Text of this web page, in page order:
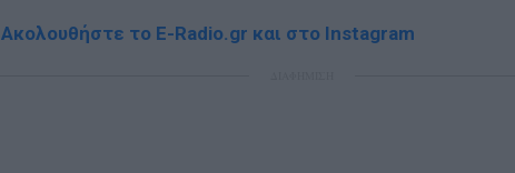
Ακολουθήστε το E-Radio.gr και στο Instagram